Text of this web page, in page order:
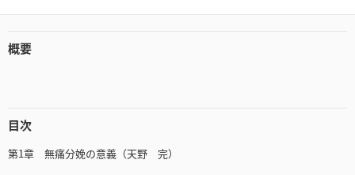
概要
目次
第1章 無痛分娩の意義（天野 完）